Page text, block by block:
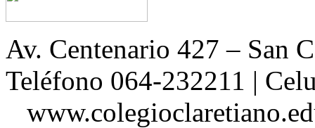
Av. Centenario 427 –
Teléfono 064-232211 |